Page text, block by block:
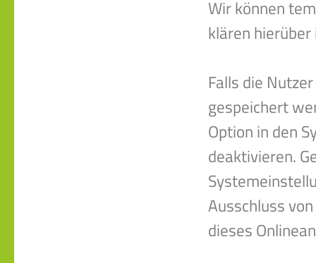
Wir können
klären
Falls die
gespeichert
Option in den
deaktivieren.
Ausschluss
dieses